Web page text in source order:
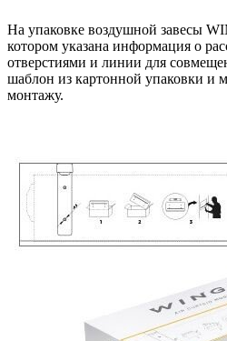
На упаковке воздушной завесы
котором указана информация о
отверстиями и линии для
шаблон из картонной упаковки и
монтажу.